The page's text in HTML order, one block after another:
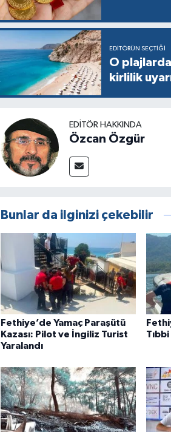
EDITÖRÜN SEÇTIĞI
O
kirlilik
EDITÖR HAKKINDA
Özcan Özgür
Bunlar da ilginizi çekebilir
Fethiye’de Yamaç Paraşütü
Kazası: Pilot ve İngiliz Turist
Yaralandı
Tıbbi